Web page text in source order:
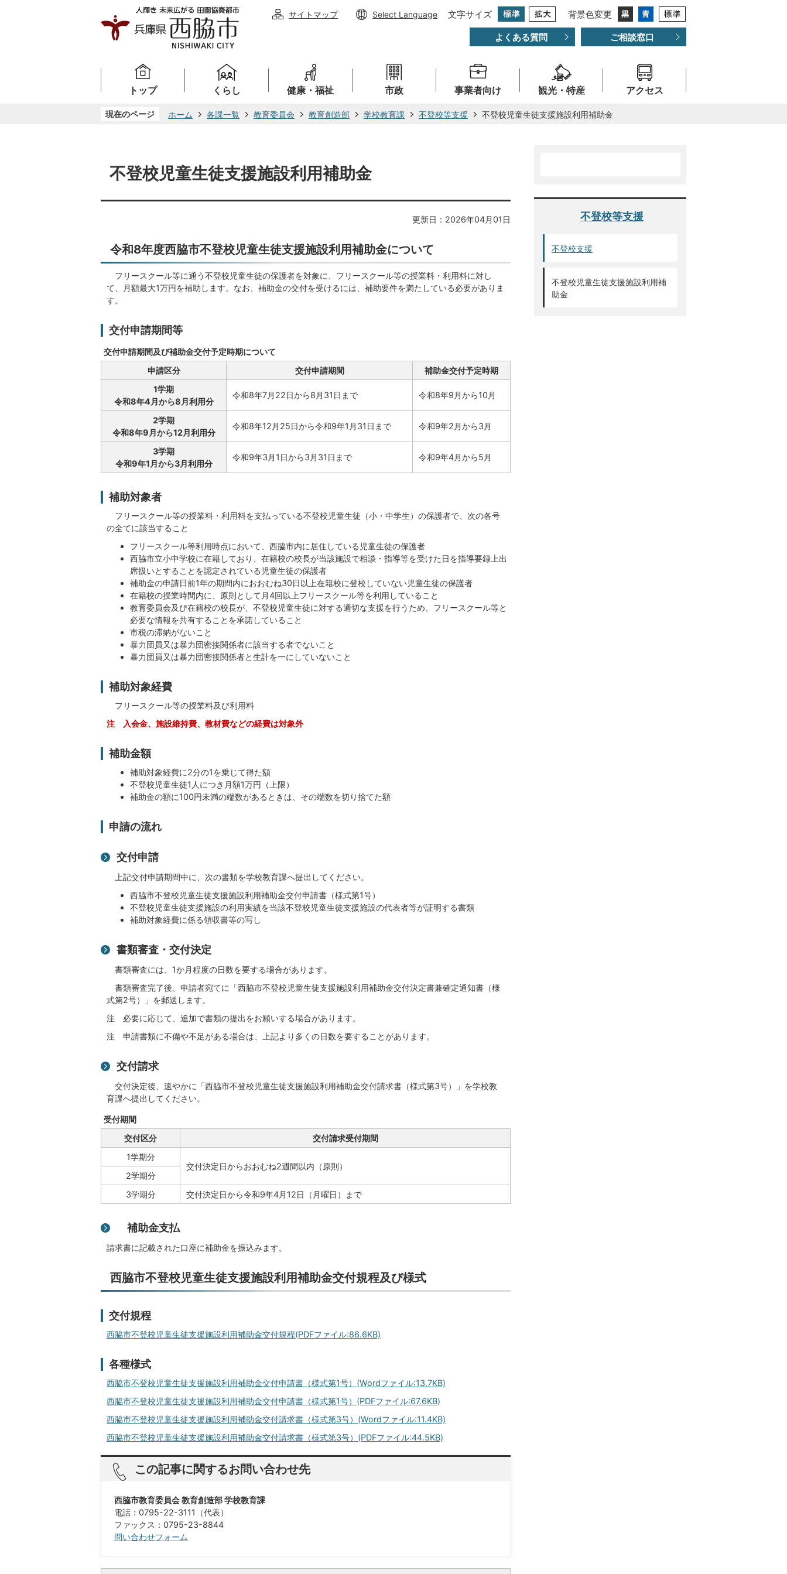
サイトマップ Select Language 文字サイズ 背景色変更
よくある質問 ご相談窓口
トップ くらし 健康・福祉 市政 事業者向け 観光・特産 アクセス
現在のページ ホーム 各課一覧 教育委員会 教育創造部 学校教育課 不登校等支援 不登校児童生徒支援施設利用補助金
不登校児童生徒支援施設利用補助金
更新日：2026年04月01日
令和8年度西脇市不登校児童生徒支援施設利用補助金について
フリースクール等に通う不登校児童生徒の保護者を対象に、フリースクール等の授業料・利用料に対し
て、月額最大1万円を補助します。なお、補助金の交付を受けるには、補助要件を満たしている必要がありま
す。
交付申請期間等
交付申請期間及び補助金交付予定時期について
申請区分
交付申請期間
補助金交付予定時期
1学期
令和8年4月から8月利用分
令和8年7月22日から8月31日まで 令和8年9月から10月
2学期
令和8年9月から12月利用分
令和8年12月25日から令和9年1月31日まで 令和9年2月から3月
3学期
令和9年1月から3月利用分
令和9年3月1日から3月31日まで 令和9年4月から5月
補助対象者
フリースクール等の授業料・利用料を支払っている不登校児童生徒（小・中学生）の保護者で、次の各号
の全てに該当すること
フリースクール等利用時点において、西脇市内に居住している児童生徒の保護者
西脇市立小中学校に在籍しており、在籍校の校長が当該施設で相談・指導等を受けた日を指導要録上出
席扱いとすることを認定されている児童生徒の保護者
補助金の申請日前1年の期間内におおむね30日以上在籍校に登校していない児童生徒の保護者
在籍校の授業時間内に、原則として月4回以上フリースクール等を利用していること
教育委員会及び在籍校の校長が、不登校児童生徒に対する適切な支援を行うため、フリースクール等と
必要な情報を共有することを承諾していること
市税の滞納がないこと
暴力団員又は暴力団密接関係者に該当する者でないこと
暴力団員又は暴力団密接関係者と生計を一にしていないこと
補助対象経費
フリースクール等の授業料及び利用料
注 入会金、施設維持費、教材費などの経費は対象外
補助金額
補助対象経費に2分の1を乗じて得た額
不登校児童生徒1人につき月額1万円（上限）
補助金の額に100円未満の端数があるときは、その端数を切り捨てた額
申請の流れ
交付申請
上記交付申請期間中に、次の書類を学校教育課へ提出してください。
西脇市不登校児童生徒支援施設利用補助金交付申請書（様式第1号）
不登校児童生徒支援施設の利用実績を当該不登校児童生徒支援施設の代表者等が証明する書類
補助対象経費に係る領収書等の写し
書類審査・交付決定
書類審査には、1か月程度の日数を要する場合があります。
書類審査完了後、申請者宛てに「西脇市不登校児童生徒支援施設利用補助金交付決定書兼確定通知書（様
式第2号）」を郵送します。
注 必要に応じて、追加で書類の提出をお願いする場合があります。
注 申請書類に不備や不足がある場合は、上記より多くの日数を要することがあります。
交付請求
交付決定後、速やかに「西脇市不登校児童生徒支援施設利用補助金交付請求書（様式第3号）」を学校教
育課へ提出してください。
受付期間
交付区分
交付請求受付期間
1学期分
交付決定日からおおむね2週間以内（原則）
2学期分
3学期分
交付決定日から令和9年4月12日（月曜日）まで
補助金支払
請求書に記載された口座に補助金を振込みます。
西脇市不登校児童生徒支援施設利用補助金交付規程及び様式
交付規程
西脇市不登校児童生徒支援施設利用補助金交付規程(PDFファイル:86.6KB)
各種様式
西脇市不登校児童生徒支援施設利用補助金交付申請書（様式第1号）(Wordファイル:13.7KB)
西脇市不登校児童生徒支援施設利用補助金交付申請書 （様式第1号） (PDFファイル:67.6KB)
西脇市不登校児童生徒支援施設利用補助金交付請求書 （様式第3号） (Wordファイル:11.4KB)
西脇市不登校児童生徒支援施設利用補助金交付請求書 （様式第3号） (PDFファイル:44.5KB)
この記事に関するお問い合わせ先
西脇市教育委員会 教育創造部 学校教育課
電話：0795-22-3111（代表）
ファックス：0795-23-8844​​​​​​​
問い合わせフォーム
不登校等支援
不登校支援
不登校児童生徒支援施設利用補
助金